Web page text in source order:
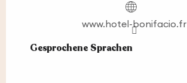
www.hotel-bonifacio.fr
Gesprochene Sprachen
Gesprochene Sprachen